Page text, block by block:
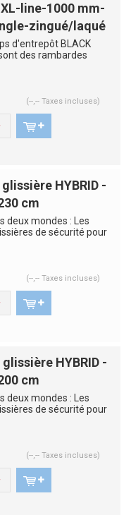
line-1000 mm-
zingué/laqué
d'entrepôt BLACK
des rambardes
(--,-- Taxes incluses)
HYBRID -
cm
deux mondes : Les
de sécurité pour
(--,-- Taxes incluses)
HYBRID -
cm
deux mondes : Les
de sécurité pour
(--,-- Taxes incluses)